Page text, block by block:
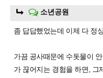
소년공원
좀 답답했었는데 이제 다 정
가끔 공사때문에 수돗물이
가 끊어지는 경험을 하면, 그